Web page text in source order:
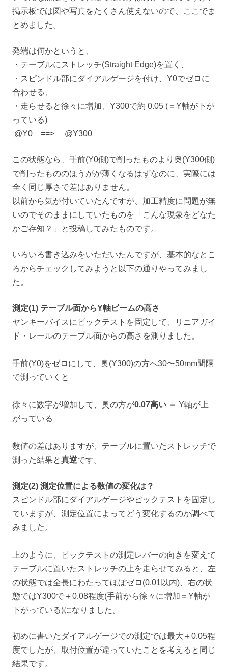
掲示板では図や写真をたくさん使えないので、ここでま
とめました。
発端は何かというと、
・テーブルにストレッチ(Straight Edge)を置く、
・スピンドル部にダイアルゲージを付け、 Y0でゼロに
合わせる、
・走らせると徐々に増加、Y300で約 0.05 (＝Y軸が下が
っている)
@Y0 ==>
@Y300
この状態なら、手前(Y0側)で削ったものより奥(Y300側)
で削ったもののほうがが薄くなるはずなのに、実際には
全く同じ厚さで差はありません。
以前から気が付いていたんですが、加工精度に問題が無
いのでそのままにしていたものを「こんな現象をどなた
かご存知？」と投稿してみたものです。
いろいろ書き込みをいただいたんですが、基本的なとこ
ろからチェックしてみようと以下の通りやってみまし
た。
測定(1) テーブル面からY軸ビームの高さ
ヤンキーバイスにピックテストを固定して、リニアガイ
ド・レールのテーブル面からの高さを測りました。
手前(Y0)をゼロにして、奥(Y300)の方へ30〜50mm間隔
で測っていくと
徐々に数字が増加して、奥の方が0.07高い ＝ Y軸が上
がっている
数値の差はありますが、テーブルに置いたストレッチで
測った結果と真逆です。
測定(2) 測定位置による数値の変化は？
スピンドル部にダイアルゲージやピックテストを固定し
ていますが、測定位置によってどう変化するのか調べて
みました。
上のように、ピックテストの測定レバーの向きを変えて
テーブルに置いたストレッチの上を走らせてみると、左
の状態では全長にわたってほぼゼロ(0.01以内)、右の状
態ではY300で＋0.08程度(手前から徐々に増加＝Y軸が
下がっている)になりました。
初めに書いたダイアルゲージでの測定では最大＋0.05程
度でしたが、取付位置が違っていたことを考えると同じ
結果です。